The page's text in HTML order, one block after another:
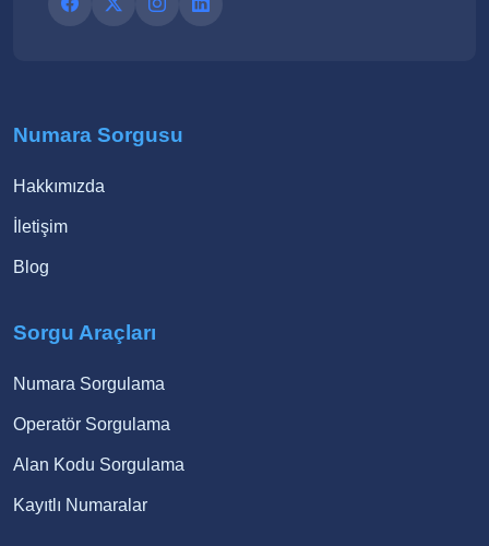
Numara Sorgusu
Hakkımızda
İletişim
Blog
Sorgu Araçları
Numara Sorgulama
Operatör Sorgulama
Alan Kodu Sorgulama
Kayıtlı Numaralar